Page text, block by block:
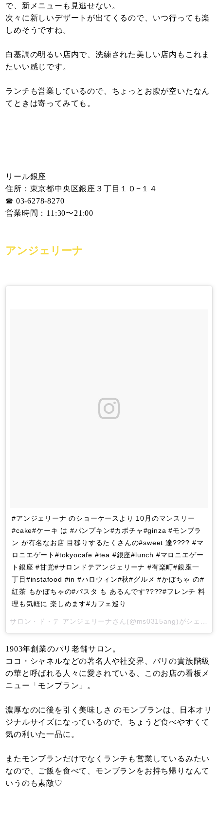
で、新メニューも見逃せない。
次々に新しいデザートが出てくるので、いつ行っても楽
しめそうですね。
白基調の明るい店内で、洗練された美しい店内もこれま
たいい感じです。
ランチも営業しているので、ちょっとお腹が空いたなん
てときは寄ってみても。
リール銀座
住所：東京都中央区銀座３丁目１０−１４
☎︎ 03-6278-8270
営業時間：11:30〜21:00
アンジェリーナ
#アンジェリーナ のショーケースより 10月のマンスリー
#cake#ケーキ は #パンプキン#カボチャ#ginza #モンブラ
ン が有名なお店 目移りするたくさんの#sweet 達???? #マ
ロニエゲート#tokyocafe #tea #銀座#lunch #マロニエゲー
ト銀座 #甘党#サロンドテアンジェリーナ #有楽町#銀座一
丁目#instafood #in #ハロウィン#秋#グルメ #かぼちゃ の#
紅茶 もかぼちゃの#パスタ も あるんです????#フレンチ 料
理も気軽に 楽しめます#カフェ巡り
サロン・ド・テ アンジェリーナ さん(@ms0315ang)がシェアした投稿 -
1903年創業のパリ老舗サロン。
ココ・シャネルなどの著名人や社交界、パリの貴族階級
の華と呼ばれる人々に愛されている、このお店の看板メ
ニュー「モンブラン」。
濃厚なのに後を引く美味しさ のモンブランは、日本オリ
ジナルサイズになっているので、ちょうど食べやすくて
気の利いた一品に。
またモンブランだけでなくランチも営業しているみたい
なので、ご飯を食べて、モンブランをお持ち帰りなんて
いうのも素敵♡